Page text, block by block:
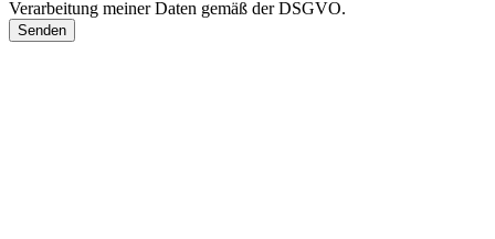
Verarbeitung meiner Daten gemäß der DSGVO.
Senden